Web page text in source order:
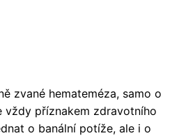
zvané hemateméza, samo o
vždy příznakem zdravotního
o banální potíže, ale i o